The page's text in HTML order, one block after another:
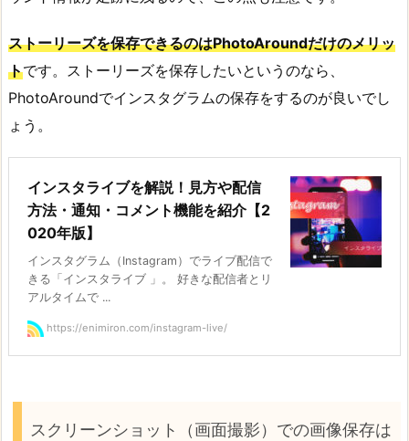
ストーリーズを保存できるのはPhotoAroundだけのメリッ
トです。ストーリーズを保存したいというのなら、
PhotoAroundでインスタグラムの保存をするのが良いでし
ょう。
インスタライブを解説！見方や配信
方法・通知・コメント機能を紹介【2
020年版】
インスタグラム（Instagram）でライブ配信で
きる「インスタライブ 」。 好きな配信者とリ
アルタイムで ...
https://enimiron.com/instagram-live/
スクリーンショット（画面撮影）での画像保存は